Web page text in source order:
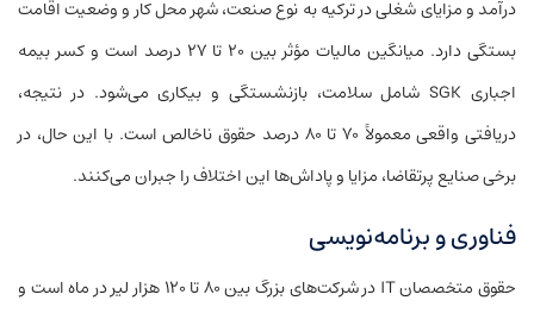
درآمد و مزایای شغلی در ترکیه به نوع صنعت، شهر محل کار و وضعیت اقامت
بستگی دارد. میانگین مالیات مؤثر بین ۲۰ تا ۲۷ درصد است و کسر بیمه
اجباری SGK شامل سلامت، بازنشستگی و بیکاری می‌شود. در نتیجه،
دریافتی واقعی معمولاً ۷۰ تا ۸۰ درصد حقوق ناخالص است. با این حال، در
برخی صنایع پرتقاضا، مزایا و پاداش‌ها این اختلاف را جبران می‌کنند.
فناوری و برنامه‌نویسی
حقوق متخصصان IT در شرکت‌های بزرگ بین ۸۰ تا ۱۲۰ هزار لیر در ماه است و